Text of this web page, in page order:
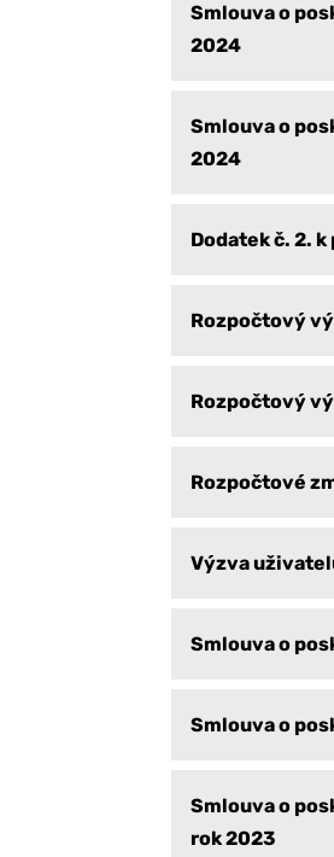
Smlouva o
2024
Smlouva o
2024
Dodatek č. 2.
Rozpočtový
Rozpočtový
Rozpočtové
Výzva
Smlouva o
Smlouva o
Smlouva o
rok 2023